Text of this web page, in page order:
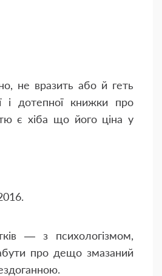
не вразить або й геть
і дотепної книжки про
є хіба що його ціна у
— з психологізмом,
про дещо змазаний